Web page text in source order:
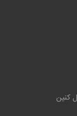
کنین